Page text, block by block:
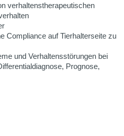
verhaltenstherapeutischen
Compliance auf Tierhalterseite zu
und Verhaltensstörungen bei
Prognose,